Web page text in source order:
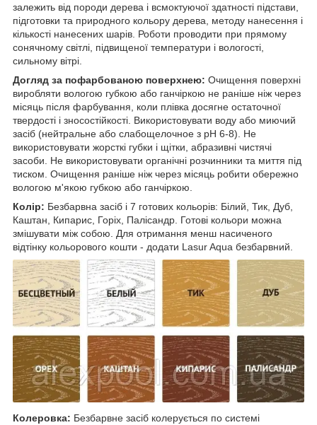
залежить від породи дерева і всмоктуючої здатності підстави,
підготовки та природного кольору дерева, методу нанесення і
кількості нанесених шарів. Роботи проводити при прямому
сонячному світлі, підвищеної температури і вологості,
сильному вітрі.
Догляд за пофарбованою поверхнею: Очищення поверхні
виробляти вологою губкою або ганчіркою не раніше ніж через
місяць після фарбування, коли плівка досягне остаточної
твердості і зносостійкості. Використовувати воду або миючий
засіб (нейтральне або слабощелочное з рН 6-8). Не
використовувати жорсткі губки і щітки, абразивні чистячі
засоби. Не використовувати органічні розчинники та миття під
тиском. Очищення раніше ніж через місяць робити обережно
вологою м'якою губкою або ганчіркою.
Колір: Безбарвна засіб і 7 готових кольорів: Білий, Тик, Дуб,
Каштан, Кипарис, Горіх, Палісандр. Готові кольори можна
змішувати між собою. Для отримання менш насиченого
відтінку кольорового кошти - додати Lasur Aqua безбарвний.
Колеровка: Безбарвне засіб колерується по системі